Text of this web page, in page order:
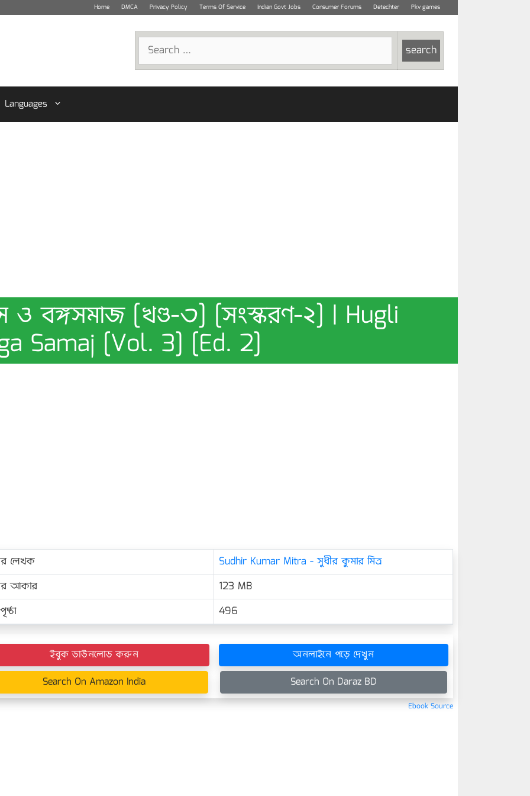
Home DMCA Privacy Policy Terms Of Service Indian Govt Jobs Consumer Forums Detechter Pkv games
Search
for:
Languages
ও বঙ্গসমাজ [খণ্ড-৩] [সংস্করণ-২] | Hugli
Samaj [Vol. 3] [Ed. 2]
লেখক
Sudhir Kumar Mitra - সুধীর কুমার মিত্র
আকার
123 MB
496
ইবুক ডাউনলোড করুন
অনলাইনে পড়ে দেখুন
Search On Amazon India
Search On Daraz BD
Ebook Source